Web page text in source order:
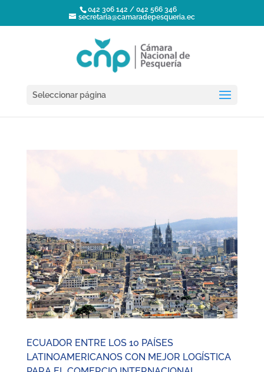
042 306 142 / 042 566 346
secretaria@camaradepesqueria.ec
Seleccionar página
ECUADOR ENTRE LOS 10 PAÍSES
LATINOAMERICANOS CON MEJOR LOGÍSTICA